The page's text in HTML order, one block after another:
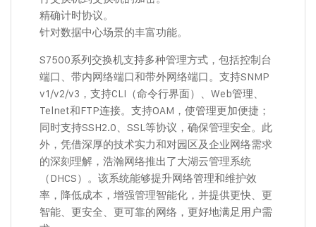
精确计时协议。
针对数据中心场景的丰富功能。
S7500系列交换机支持多种管理方式，包括控制台
端口、带内网络端口和带外网络端口。支持SNMP
v1/v2/v3，支持CLI（命令行界面）、Web管理、
Telnet和FTP连接。支持OAM，使管理更加便捷；
同时支持SSH2.0、SSL等协议，确保管理安全。此
外，凭借深厚的技术实力和对园区及企业网络需求
的深刻理解，浩瀚网络推出了大湖云管理系统
（DHCS）。该系统能够提升网络管理和维护效
率，降低成本，增强管理智能化，并提供更快、更
智能、更安全、更可靠的网络，更好地满足用户需